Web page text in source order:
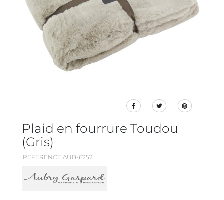
Plaid en fourrure Toudou
(Gris)
REFERENCE AUB-6252